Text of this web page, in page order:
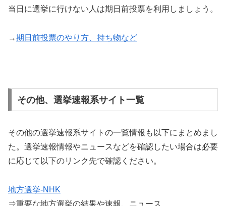
当日に選挙に行けない人は期日前投票を利用しましょう。
→期日前投票のやり方、持ち物など
その他、選挙速報系サイト一覧
その他の選挙速報系サイトの一覧情報も以下にまとめまし
た。選挙速報情報やニュースなどを確認したい場合は必要
に応じて以下のリンク先で確認ください。
地方選挙-NHK
⇒重要な地方選挙の結果や速報、ニュース